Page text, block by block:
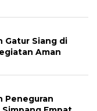
Gatur Siang di
Aman
Peneguran